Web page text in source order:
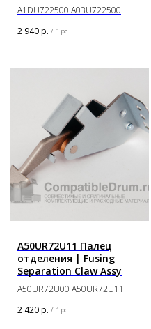
A1DU722500 A03U722500
2 940р. / 1 pc
A50UR72U11 Палец
отделения | Fusing
Separation Claw Assy
A50UR72U00 A50UR72U11
2 420р. / 1 pc